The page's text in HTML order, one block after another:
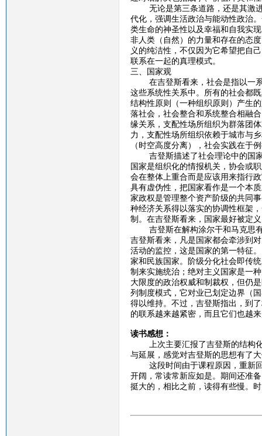
无论是第三条道路，还是其激进
代化，强调生活政治与能动性政治
类生命的神圣性以及幸福和自我实
非人类（自然）的力量和存在的态
义的纯洁性，不仅因为它希望把自
联系在一起的真理模式。
三、国家观
在吉登斯看来，社会是指以一系
这些系统性关系中。所有的社会都
结构性原则（一种组织原则）产生
落社会，社会整合和系统整合相融
缘关系，支配性场所组织为群落团
力，支配性场所组织依赖于城市与
（时空高度分离），社会实践在于
吉登斯描述了社会理论中的国家
国家是组织化的情报机关，协会或
会在整体上重合而是应该用来指行
具有虚伪性，把国家看作是一个本
家政权是管理整个资产阶级的共同
种经济关系得以落实的协调性框架
制。在吉登斯看来，国家最好被定
吉登斯在解构涂尔干和马克思有
吉登斯看来，凡是国家都会牵涉到
活动的监控，这是国家的第一特征
家和民族国家。阶级分化社会即传
制来实施统治；绝对主义国家是一
大限度的政治权威和制裁权，但仍
列制度模式，它对业已划定边界（
得以维持。不过，吉登斯指出，到
的联系越来越紧密，而且它们也越
读书感想：
上次主要汇报了吉登斯的结构化
与延展，感觉对吉登斯的思想有了
这段时间由于课程原因，重新回
开阔，常读常新应如是。期间还准
挺大的，相比之前，读得有些慢。